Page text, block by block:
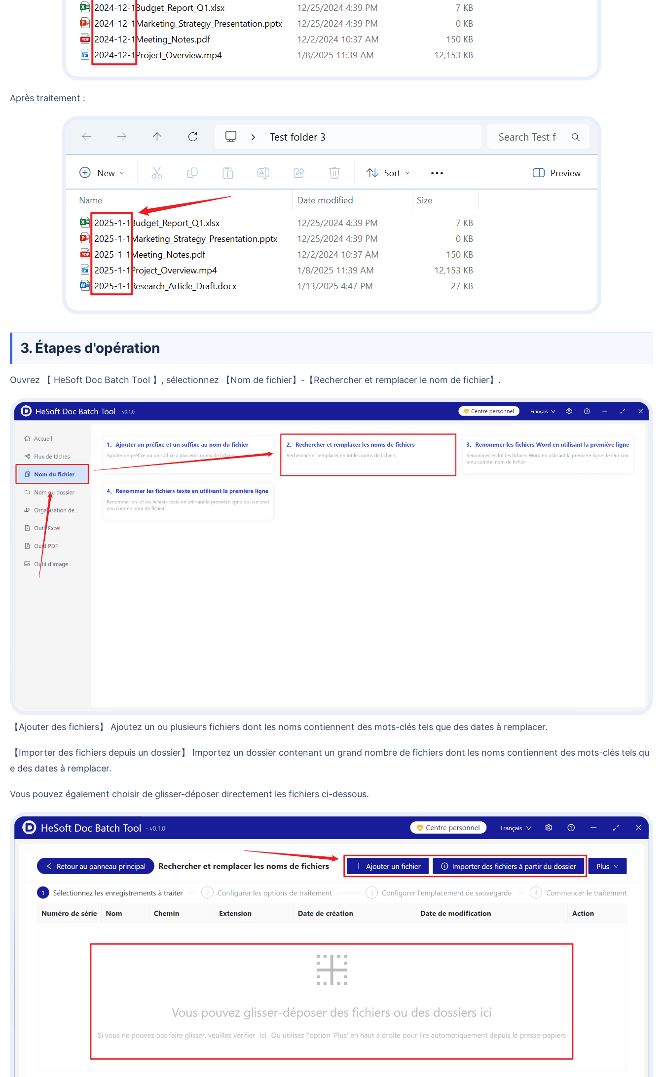
Après traitement :
3. Étapes d'opération
Ouvrez 【 HeSoft Doc Batch Tool 】, sélectionnez 【Nom de fichier】-【Rechercher et remplacer le nom de fichier】.
【Ajouter des fichiers】 Ajoutez un ou plusieurs fichiers dont les noms contiennent des mots-clés tels que des dates à remplacer.
【Importer des fichiers depuis un dossier】 Importez un dossier contenant un grand nombre de fichiers dont les noms contiennent des mots-clés tels qu
e des dates à remplacer.
Vous pouvez également choisir de glisser-déposer directement les fichiers ci-dessous.